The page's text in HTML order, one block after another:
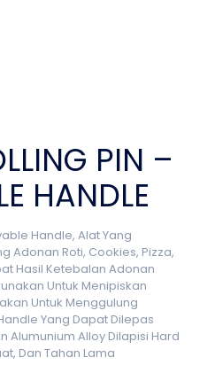
PIN –
HANDLE
Handle, Alat Yang
Adonan Roti, Cookies, Pizza,
Hasil Ketebalan Adonan
Untuk Menipiskan
Untuk Menggulung
Yang Dapat Dilepas
Alumunium Alloy Dilapisi Hard
Dan Tahan Lama